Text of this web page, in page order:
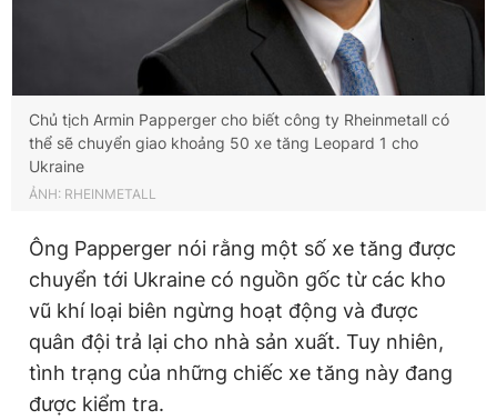
Chủ tịch Armin Papperger cho biết công ty Rheinmetall có
thể sẽ chuyển giao khoảng 50 xe tăng Leopard 1 cho
Ukraine
ẢNH: RHEINMETALL
Ông Papperger nói rằng một số xe tăng được
chuyển tới Ukraine có nguồn gốc từ các kho
vũ khí loại biên ngừng hoạt động và được
quân đội trả lại cho nhà sản xuất. Tuy nhiên,
tình trạng của những chiếc xe tăng này đang
được kiểm tra.